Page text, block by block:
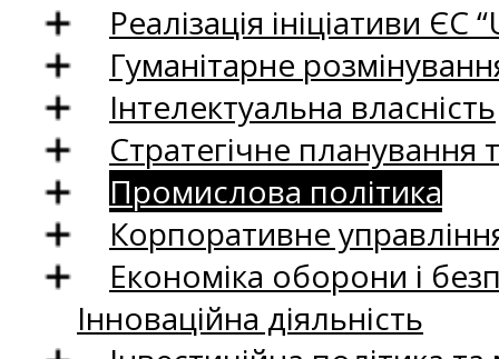
Реалізація ініціативи ЄС
Гуманітарне
Інтелектуальна власність
Стратегічне
Промислова політика
Корпоративне
Економіка оборони і
Інноваційна діяльність